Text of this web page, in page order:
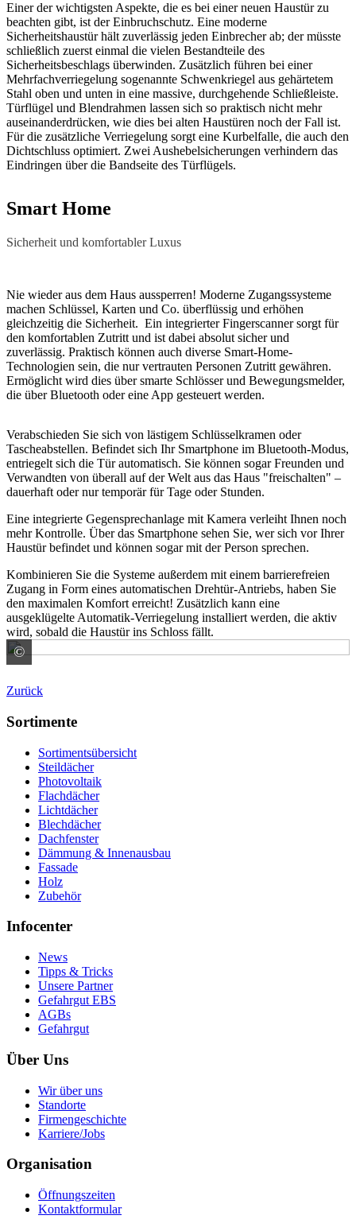
Einer der wichtigsten Aspekte, die es bei einer neuen Haustür zu
beachten gibt, ist der Einbruchschutz. Eine moderne
Sicherheitshaustür hält zuverlässig jeden Einbrecher ab; der müsste
schließlich zuerst einmal die vielen Bestandteile des
Sicherheitsbeschlags überwinden. Zusätzlich führen bei einer
Mehrfachverriegelung sogenannte Schwenkriegel aus gehärtetem
Stahl oben und unten in eine massive, durchgehende Schließleiste.
Türflügel und Blendrahmen lassen sich so praktisch nicht mehr
auseinanderdrücken, wie dies bei alten Haustüren noch der Fall ist.
Für die zusätzliche Verriegelung sorgt eine Kurbelfalle, die auch den
Dichtschluss optimiert. Zwei Aushebelsicherungen verhindern das
Eindringen über die Bandseite des Türflügels.
Smart Home
Sicherheit und komfortabler Luxus
Nie wieder aus dem Haus aussperren! Moderne Zugangssysteme
machen Schlüssel, Karten und Co. überflüssig und erhöhen
gleichzeitig die Sicherheit. Ein integrierter Fingerscanner sorgt für
den komfortablen Zutritt und ist dabei absolut sicher und
zuverlässig. Praktisch können auch diverse Smart-Home-
Technologien sein, die nur vertrauten Personen Zutritt gewähren.
Ermöglicht wird dies über smarte Schlösser und Bewegungsmelder,
die über Bluetooth oder eine App gesteuert werden.
© ABUS August Bremicker Söhne KG
Verabschieden Sie sich von lästigem Schlüsselkramen oder
Tascheabstellen. Befindet sich Ihr Smartphone im Bluetooth-Modus,
entriegelt sich die Tür automatisch. Sie können sogar Freunden und
Verwandten von überall auf der Welt aus das Haus "freischalten" –
dauerhaft oder nur temporär für Tage oder Stunden.
Eine integrierte Gegensprechanlage mit Kamera verleiht Ihnen noch
mehr Kontrolle. Über das Smartphone sehen Sie, wer sich vor Ihrer
Haustür befindet und können sogar mit der Person sprechen.
Kombinieren Sie die Systeme außerdem mit einem barrierefreien
Zugang in Form eines automatischen Drehtür-Antriebs, haben Sie
den maximalen Komfort erreicht! Zusätzlich kann eine
ausgeklügelte Automatik-Verriegelung installiert werden, die aktiv
wird, sobald die Haustür ins Schloss fällt.
Zurück
Sortimente
Sortimentsübersicht
Steildächer
Photovoltaik
Flachdächer
Lichtdächer
Blechdächer
Dachfenster
Dämmung & Innenausbau
Fassade
Holz
Zubehör
Infocenter
News
Tipps & Tricks
Unsere Partner
Gefahrgut EBS
AGBs
Gefahrgut
Über Uns
Wir über uns
Standorte
Firmengeschichte
Karriere/Jobs
Organisation
Öffnungszeiten
Kontaktformular